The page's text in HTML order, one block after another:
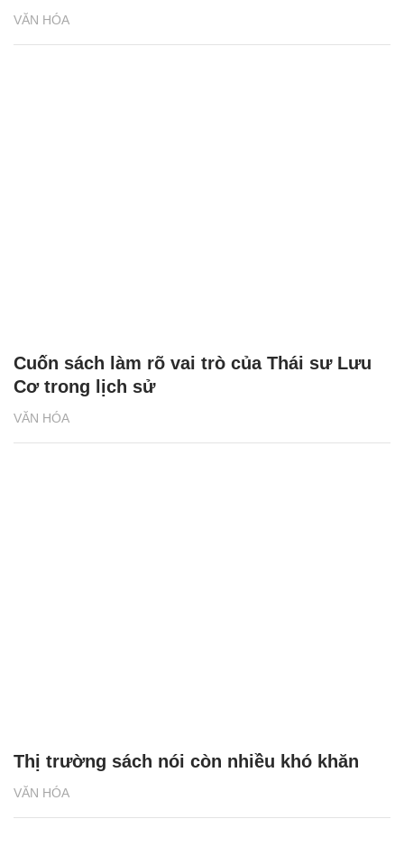
VĂN HÓA
VĂN HÓA
Cuốn sách làm rõ vai trò của Thái sư Lưu
Cơ trong lịch sử
VĂN HÓA
Thị trường sách nói còn nhiều khó khăn